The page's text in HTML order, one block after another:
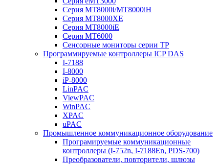
Серия MT8000i/MT8000iH
Серия MT8000XE
Серия MT8000iE
Серия MT6000
Сенсорные мониторы серии TP
Программируемые контроллеры ICP DAS
I-7188
I-8000
iP-8000
LinPAC
ViewPAC
WinPAC
XPAC
uPAC
Промышленное коммуникационное оборудование
Програмируемые коммуникационные
контроллеры (I-752n, I-7188En, PDS-700)
Преобразователи, повторители, шлюзы